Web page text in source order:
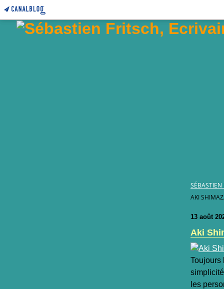
SÉBASTIEN
AKI
13 août
Aki
Toujours
les